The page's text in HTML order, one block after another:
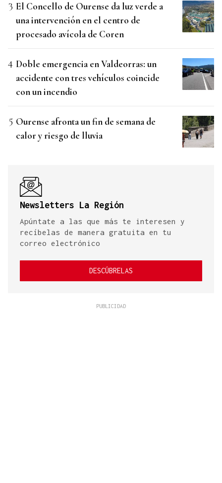
El Concello de Ourense da luz verde a
una intervención en el centro de
procesado avícola de Coren
Doble emergencia en Valdeorras: un
accidente con tres vehículos coincide
con un incendio
Ourense afronta un fin de semana de
calor y riesgo de lluvia
Newsletters La Región
Apúntate a las que más te interesen y
recíbelas de manera gratuita en tu
correo electrónico
DESCÚBRELAS